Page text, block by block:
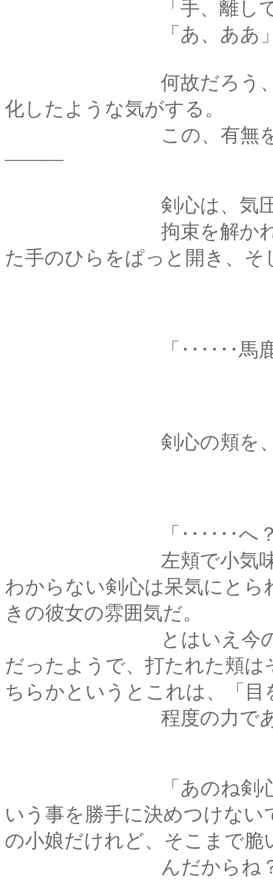
「手、離して
「あ、ああ
何故だろう、なんと
化したような気がする。
この、有無を言わ
―――
剣心は、気圧される
拘束を解かれて、両
た手のひらをぱっと開き、そ
「･･････馬鹿
剣心の頬を、ひっ
「･･････へ？
左頬で小気味よい音
わからない剣心は呆気にと
きの彼女の雰囲気だ。
とはいえ今のは薫に
だったようで、打たれた頬
ちらかというとこれは、「目
程度の力であ
「あのね剣心、傷つ
いう事を勝手に決めつけな
の小娘だけれど、そこまで脆
んだからね？